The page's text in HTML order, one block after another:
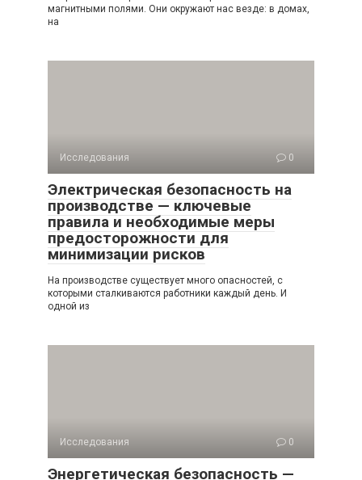
магнитными полями. Они окружают нас везде: в домах,
на
Исследования 0
Электрическая безопасность на
производстве — ключевые
правила и необходимые меры
предосторожности для
минимизации рисков
На производстве существует много опасностей, с
которыми сталкиваются работники каждый день. И
одной из
Исследования 0
Энергетическая безопасность —